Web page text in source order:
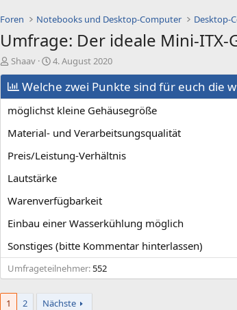
Foren Notebooks und Desktop-Computer Desktop-
Umfrage: Der ideale Mini-ITX-
E
r
s
t
e
l
r
Shaav
E
r
s
t
e
l
a
4. August 2020
Welche zwei Punkte sind für euch die
möglichst kleine Gehäusegröße
Material- und Verarbeitsungsqualität
Preis/Leistung-Verhältnis
Lautstärke
Warenverfügbarkeit
Einbau einer Wasserkühlung möglich
Sonstiges (bitte Kommentar hinterlassen)
Umfrageteilnehmer 552
1 2 Nächste